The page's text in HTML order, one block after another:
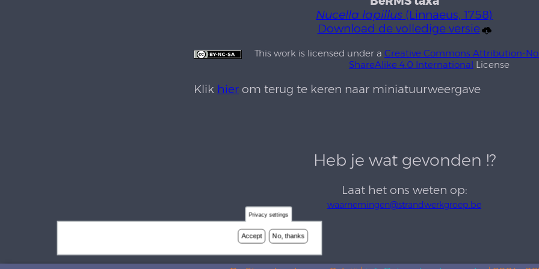
Nucella lapillus (Linnaeus, 1758)
Download de volledige versie
This work is licensed under a Creative Commons Attribution-
ShareAlike 4.0 International License
Klik hier om terug te keren naar miniatuurweergave
Heb je wat gevonden !?
Laat het ons weten op:
waarnemingen@strandwerkgroep.be
Privacy settings
Accept No, thanks